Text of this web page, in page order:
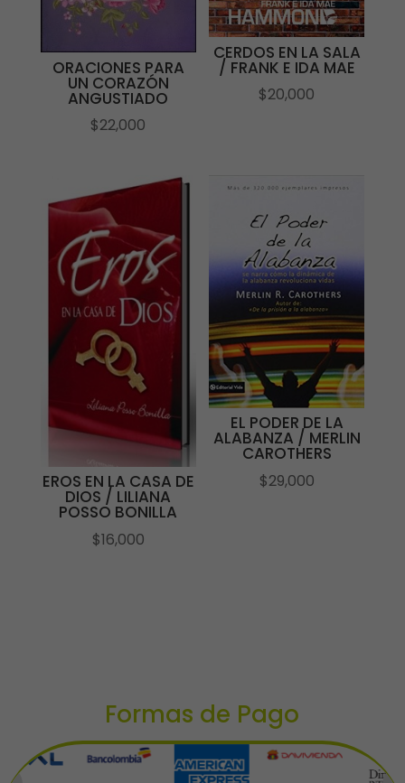
ORACIONES PARA
UN CORAZÓN
ANGUSTIADO
$22,000
CERDOS EN LA SALA
/ FRANK E IDA MAE
$20,000
EROS EN LA CASA DE
DIOS / LILIANA
POSSO BONILLA
$16,000
EL PODER DE LA
ALABANZA / MERLIN
CAROTHERS
$29,000
Formas de Pago